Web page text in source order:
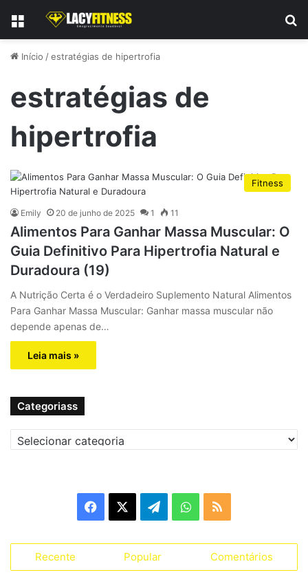
Menu
Início /estratégias de hipertrofia
estratégias de
hipertrofia
Fitness
Emily 20 de junho de 2025 1 11
Alimentos Para Ganhar Massa Muscular: O
Guia Definitivo Para Hipertrofia Natural e
Duradoura (19)
A Nutrição Certa é o Verdadeiro Suplemento Natural Alimentos
Para Ganhar Massa Muscular: Ganhar massa muscular não
depende apenas de…
Leia mais »
Categoriass
a
W
S
Recente Popular Comentários